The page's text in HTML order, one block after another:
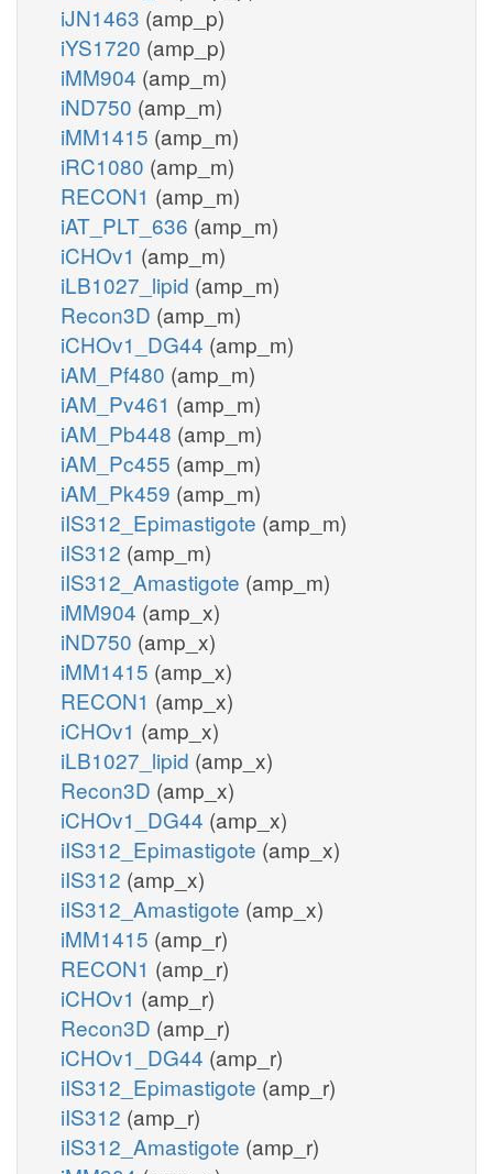
iJN1463 (amp_p)
iYS1720 (amp_p)
iMM904 (amp_m)
iND750 (amp_m)
iMM1415 (amp_m)
iRC1080 (amp_m)
RECON1 (amp_m)
iAT_PLT_636 (amp_m)
iCHOv1 (amp_m)
iLB1027_lipid (amp_m)
Recon3D (amp_m)
iCHOv1_DG44 (amp_m)
iAM_Pf480 (amp_m)
iAM_Pv461 (amp_m)
iAM_Pb448 (amp_m)
iAM_Pc455 (amp_m)
iAM_Pk459 (amp_m)
iIS312_Epimastigote (amp_m)
iIS312 (amp_m)
iIS312_Amastigote (amp_m)
iMM904 (amp_x)
iND750 (amp_x)
iMM1415 (amp_x)
RECON1 (amp_x)
iCHOv1 (amp_x)
iLB1027_lipid (amp_x)
Recon3D (amp_x)
iCHOv1_DG44 (amp_x)
iIS312_Epimastigote (amp_x)
iIS312 (amp_x)
iIS312_Amastigote (amp_x)
iMM1415 (amp_r)
RECON1 (amp_r)
iCHOv1 (amp_r)
Recon3D (amp_r)
iCHOv1_DG44 (amp_r)
iIS312_Epimastigote (amp_r)
iIS312 (amp_r)
iIS312_Amastigote (amp_r)